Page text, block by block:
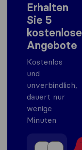
Erhalten
Sie 5
kostenlose
Angebote
Kostenlos
und
unverbindlich,
dauert nur
wenige
Minuten